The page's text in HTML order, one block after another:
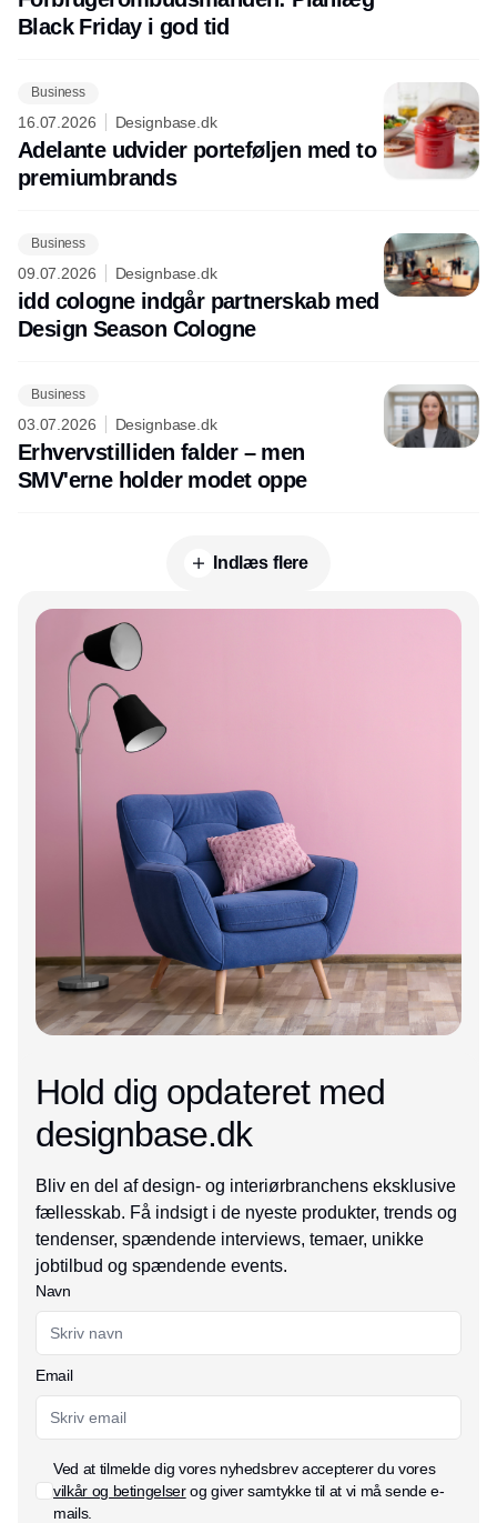
Black Friday i god tid
Business
16.07.2026 Designbase.dk
Adelante udvider porteføljen med to
premiumbrands
Business
09.07.2026 Designbase.dk
idd cologne indgår partnerskab med
Design Season Cologne
Business
03.07.2026 Designbase.dk
Erhvervstilliden falder – men
SMV'erne holder modet oppe
Indlæs flere
Annonce
Hold dig opdateret med
designbase.dk
Bliv en del af design- og interiørbranchens eksklusive
fællesskab. Få indsigt i de nyeste produkter, trends og
tendenser, spændende interviews, temaer, unikke
jobtilbud og spændende events.
Navn
Email
Ved at tilmelde dig vores nyhedsbrev accepterer du vores
vilkår og betingelserog giver samtykke til at vi må sende e-
mails.